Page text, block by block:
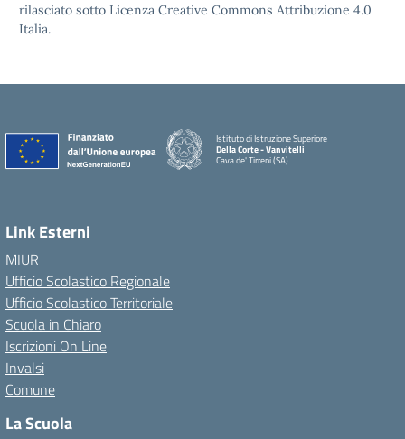
rilasciato sotto Licenza Creative Commons Attribuzione 4.0
Italia.
Istituto di Istruzione Superiore
Della Corte - Vanvitelli
Cava de' Tirreni (SA)
Link Esterni
MIUR
Ufficio Scolastico Regionale
Ufficio Scolastico Territoriale
Scuola in Chiaro
Iscrizioni On Line
Invalsi
Comune
La Scuola